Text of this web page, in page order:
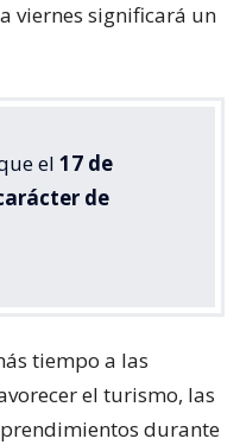
viernes significará un
el 17 de
de
tiempo a las
el turismo, las
durante